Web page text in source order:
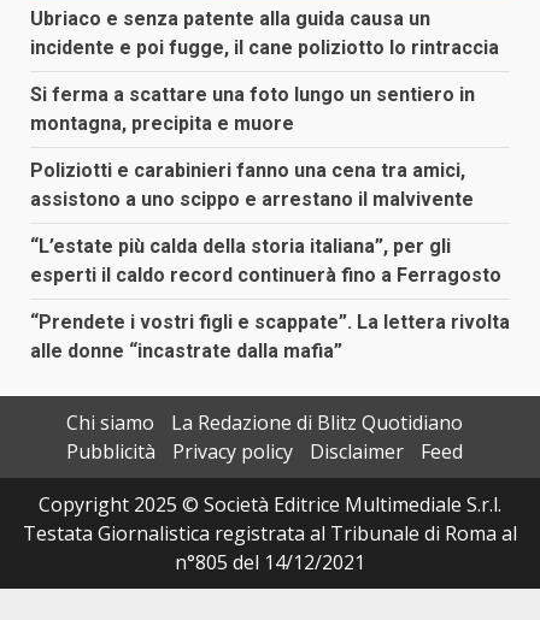
Ubriaco e senza patente alla guida causa un
incidente e poi fugge, il cane poliziotto lo rintraccia
Si ferma a scattare una foto lungo un sentiero in
montagna, precipita e muore
Poliziotti e carabinieri fanno una cena tra amici,
assistono a uno scippo e arrestano il malvivente
“L’estate più calda della storia italiana”, per gli
esperti il caldo record continuerà fino a Ferragosto
“Prendete i vostri figli e scappate”. La lettera rivolta
alle donne “incastrate dalla mafia”
Chi siamo
La Redazione di Blitz Quotidiano
Pubblicità
Privacy policy Disclaimer
Feed
Copyright 2025 © Società Editrice Multimediale S.r.l.
Testata Giornalistica registrata al Tribunale di Roma al
n°805 del 14/12/2021